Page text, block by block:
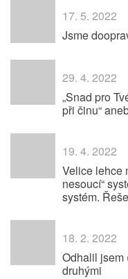
17. 5. 2022
Jsme
29. 4. 2022
„Snad pro
při činu“
19. 4. 2022
Velice lehce
nesoucí“
systém.
18. 2. 2022
Odhalil jsem
druhými